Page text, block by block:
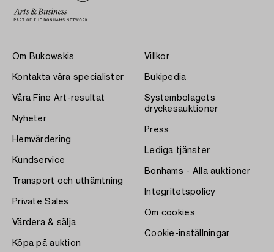
Om Bukowskis
Kontakta våra specialister
Våra Fine Art-resultat
Nyheter
Hemvärdering
Kundservice
Transport och uthämtning
Private Sales
Värdera & sälja
Köpa på auktion
Villkor
Bukipedia
Systembolagets
dryckesauktioner
Press
Lediga tjänster
Bonhams - Alla auktioner
Integritetspolicy
Om cookies
Cookie-inställningar